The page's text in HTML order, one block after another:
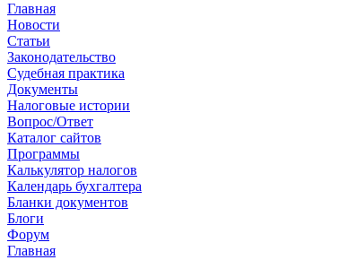
Главная
Новости
Cтатьи
Законодательство
Судебная практика
Документы
Налоговые истории
Вопрос/Ответ
Каталог сайтов
Программы
Калькулятор налогов
Календарь бухгалтера
Бланки документов
Блоги
Форум
Главная